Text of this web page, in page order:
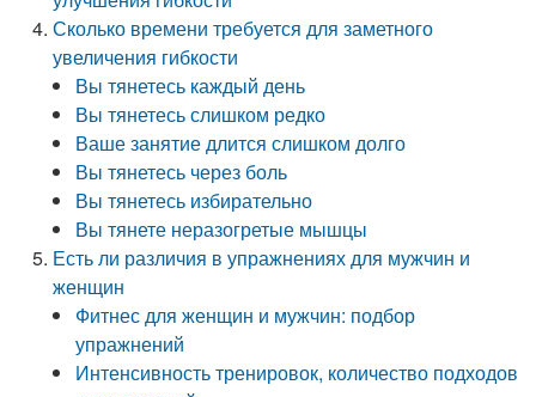
Сколько времени требуется для заметного
увеличения гибкости
Вы тянетесь каждый день
Вы тянетесь слишком редко
Ваше занятие длится слишком долго
Вы тянетесь через боль
Вы тянетесь избирательно
Вы тянете неразогретые мышцы
Есть ли различия в упражнениях для мужчин и
женщин
Фитнес для женщин и мужчин: подбор
упражнений
Интенсивность тренировок, количество подходов